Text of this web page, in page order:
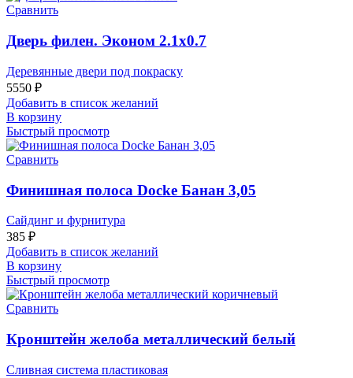
Сравнить
Дверь филен. Эконом 2.1х0.7
Деревянные двери под покраску
5550 ₽
Добавить в список желаний
В корзину
Быстрый просмотр
Сравнить
Финишная полоса Docke Банан 3,05
Сайдинг и фурнитура
385 ₽
Добавить в список желаний
В корзину
Быстрый просмотр
Сравнить
Кронштейн желоба металлический белый
Сливная система пластиковая